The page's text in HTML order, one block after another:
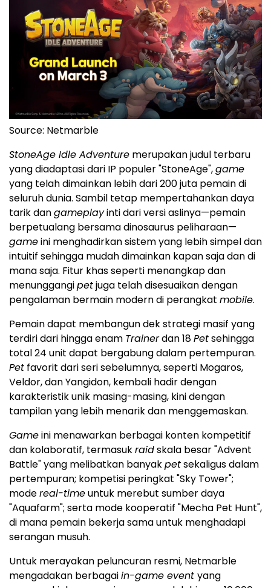
Source: Netmarble
StoneAge Idle Adventure merupakan judul terbaru
yang diadaptasi dari IP populer "StoneAge",game
yang telah dimainkan lebih dari 200 juta pemain di
seluruh dunia. Sambil tetap mempertahankan daya
tarik dangameplayinti dari versi aslinya—pemain
berpetualang bersama dinosaurus peliharaan—
gameini menghadirkan sistem yang lebih simpel dan
intuitif sehingga mudah dimainkan kapan saja dan di
mana saja. Fitur khas seperti menangkap dan
menunggangipetjuga telah disesuaikan dengan
pengalaman bermain modern di perangkat mobile.
Pemain dapat membangun dek strategi masif yang
terdiri dari hingga enam Trainerdan 18Petsehingga
total 24 unit dapat bergabung dalam pertempuran.
Pet favorit dari seri sebelumnya, seperti Mogaros,
Veldor, dan Yangidon, kembali hadir dengan
karakteristik unik masing-masing, kini dengan
tampilan yang lebih menarik dan menggemaskan.
Gameini menawarkan berbagai konten kompetitif
dan kolaboratif, termasukraidskala besar "Advent
Battle" yang melibatkan banyakpetsekaligus dalam
pertempuran; kompetisi peringkat "Sky Tower";
modereal-timeuntuk merebut sumber daya
"Aquafarm"; serta mode kooperatif "Mecha Pet Hunt",
di mana pemain bekerja sama untuk menghadapi
serangan musuh.
Untuk merayakan peluncuran resmi, Netmarble
mengadakan berbagaiin-game event yang